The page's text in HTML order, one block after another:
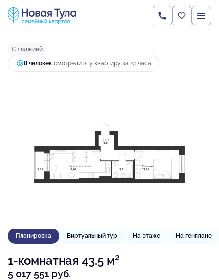
1-комнатная43.5 м 5 017 551 руб.
Ипотекаот 19 262 руб.
С лоджией
8 человек смотрели эту квартиру за 24 часа
Планировка Виртуальный тур На этаже На генплане
1-комнатная 43.5 м2
5 017 551 руб.